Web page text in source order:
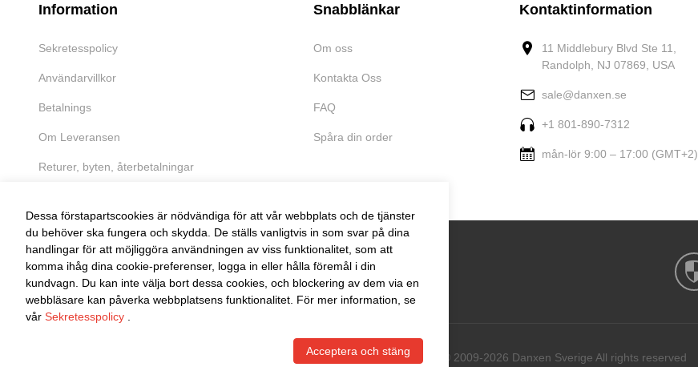
Information
Sekretesspolicy
Användarvillkor
Betalnings
Om Leveransen
Returer, byten, återbetalningar
Snabblänkar
Om oss
Kontakta Oss
FAQ
Spåra din order
Kontaktinformation
11 Middlebury Blvd Ste 11,
Randolph, NJ 07869, USA
sale@danxen.se
+1 801-890-7312
mån-lör 9:00 – 17:00 (GMT+2).
FRI RETUR
Enkel retur inom 30 dagar
Copyright © 2009-2026 Danxen Sverige All rights reserved
Dessa förstapartscookies är nödvändiga för att vår webbplats och de tjänster
du behöver ska fungera och skydda. De ställs vanligtvis in som svar på dina
handlingar för att möjliggöra användningen av viss funktionalitet, som att
komma ihåg dina cookie-preferenser, logga in eller hålla föremål i din
kundvagn. Du kan inte välja bort dessa cookies, och blockering av dem via en
webbläsare kan påverka webbplatsens funktionalitet. För mer information, se
vår Sekretesspolicy
Acceptera och stäng